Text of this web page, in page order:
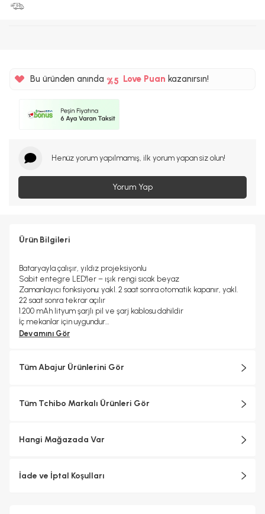
Bu üründen anında %5 Love Puankazanırsın!
Henüz yorum yapılmamış, ilk yorum yapan siz olun!
Yorum Yap
Ürün Bilgileri
Bataryayla çalışır, yıldız projeksiyonlu
Sabit entegre LED'ler – ışık rengi sıcak beyaz
Zamanlayıcı fonksiyonu: yakl. 2 saat sonra otomatik kapanır, yakl.
22 saat sonra tekrar açılır
1.200 mAh lityum şarjlı pil ve şarj kablosu dahildir
İç mekanlar için uygundur
Zararlı madde kontrolü yapılmıştır – harici, akredite kuruluşlar
Krem beyaz
Yükseklik yakl. 15 cm
İçerik
Pil/Akü Çalışma Süresi
Tam şarjla aydınlatma süresi yakl. 30 saat
Devamını Gör
Tüm Abajur Ürünlerini Gör
Tüm Tchibo Markalı Ürünleri Gör
Hangi Mağazada Var
İade ve İptal Koşulları